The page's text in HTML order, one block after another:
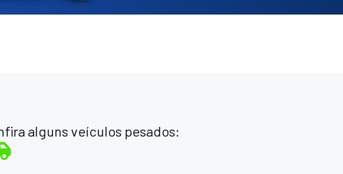
alguns veículos pesados: